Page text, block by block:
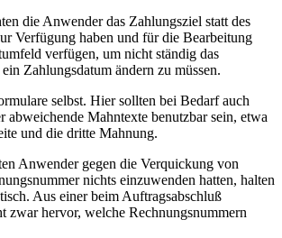
die Anwender das Zahlungsziel statt des
Verfügung haben und für die Bearbeitung
verfügen, um nicht ständig das
Zahlungsdatum ändern zu müssen.
selbst. Hier sollten bei Bedarf auch
abweichende Mahntexte benutzbar sein, etwa
und die dritte Mahnung.
Anwender gegen die Verquickung von
nichts einzuwenden hatten, halten
Aus einer beim Auftragsabschluß
zwar hervor, welche Rechnungsnummern